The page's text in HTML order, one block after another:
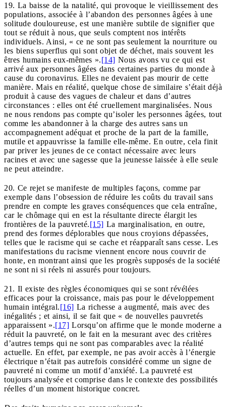
19. La baisse de la natalité, qui provoque le vieillissement des
populations, associée à l’abandon des personnes âgées à une
solitude douloureuse, est une manière subtile de signifier que
tout se réduit à nous, que seuls comptent nos intérêts
individuels. Ainsi, « ce ne sont pas seulement la nourriture ou
les biens superflus qui sont objet de déchet, mais souvent les
êtres humains eux-mêmes ».[14] Nous avons vu ce qui est
arrivé aux personnes âgées dans certaines parties du monde à
cause du coronavirus. Elles ne devaient pas mourir de cette
manière. Mais en réalité, quelque chose de similaire s’était déjà
produit à cause des vagues de chaleur et dans d’autres
circonstances : elles ont été cruellement marginalisées. Nous
ne nous rendons pas compte qu’isoler les personnes âgées, tout
comme les abandonner à la charge des autres sans un
accompagnement adéquat et proche de la part de la famille,
mutile et appauvrisse la famille elle-même. En outre, cela finit
par priver les jeunes de ce contact nécessaire avec leurs
racines et avec une sagesse que la jeunesse laissée à elle seule
ne peut atteindre.
20. Ce rejet se manifeste de multiples façons, comme par
exemple dans l’obsession de réduire les coûts du travail sans
prendre en compte les graves conséquences que cela entraîne,
car le chômage qui en est la résultante directe élargit les
frontières de la pauvreté.[15] La marginalisation, en outre,
prend des formes déplorables que nous croyions dépassées,
telles que le racisme qui se cache et réapparaît sans cesse. Les
manifestations du racisme viennent encore nous couvrir de
honte, en montrant ainsi que les progrès supposés de la société
ne sont ni si réels ni assurés pour toujours.
21. Il existe des règles économiques qui se sont révélées
efficaces pour la croissance, mais pas pour le développement
humain intégral.[16] La richesse a augmenté, mais avec des
inégalités ; et ainsi, il se fait que « de nouvelles pauvretés
apparaissent ».[17] Lorsqu’on affirme que le monde moderne a
réduit la pauvreté, on le fait en la mesurant avec des critères
d’autres temps qui ne sont pas comparables avec la réalité
actuelle. En effet, par exemple, ne pas avoir accès à l’énergie
électrique n’était pas autrefois considéré comme un signe de
pauvreté ni comme un motif d’anxiété. La pauvreté est
toujours analysée et comprise dans le contexte des possibilités
réelles d’un moment historique concret.